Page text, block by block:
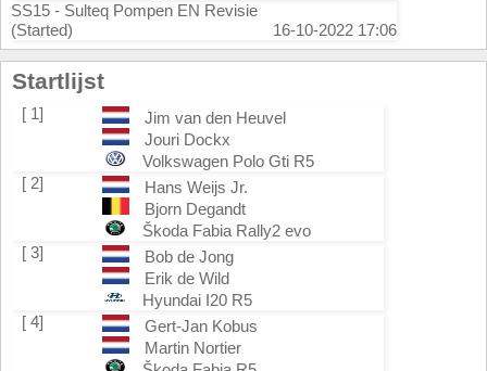
SS15 - Sulteq Pompen EN Revisie
(Started)
16-10-2022 17:06
Startlijst
[ 1]
Jim van den Heuvel
Jouri Dockx
Volkswagen Polo Gti R5
[ 2]
Hans Weijs Jr.
Bjorn Degandt
Škoda Fabia Rally2 evo
[ 3]
Bob de Jong
Erik de Wild
Hyundai I20 R5
[ 4]
Gert-Jan Kobus
Martin Nortier